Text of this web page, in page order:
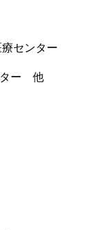
センター
ター 他